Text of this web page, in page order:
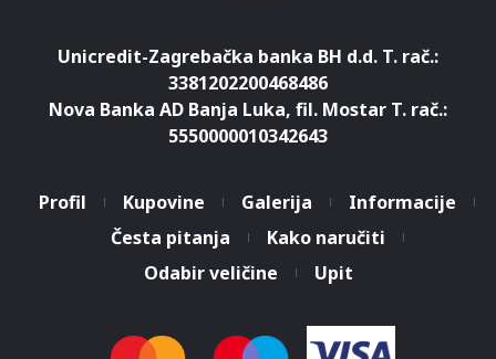
Unicredit-Zagrebačka banka BH d.d. T. rač.:
3381202200468486
Nova Banka AD Banja Luka, fil. Mostar T. rač.:
5550000010342643
Profil Kupovine Galerija
Informacije
Česta pitanja
Kako naručiti
Odabir veličine
Upit